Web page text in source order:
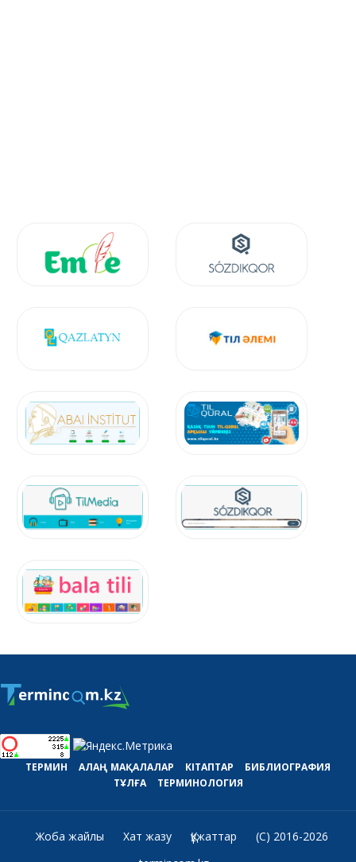
ТЕРМИН АЛАҢ МАҚАЛАЛАР КІТАПТАР
БИБЛИОГРАФИЯ
ТҰЛҒА
ТЕРМИНОЛОГИЯ
Жоба жайлы Хат жазу Құжаттар
(C) 2016-2026